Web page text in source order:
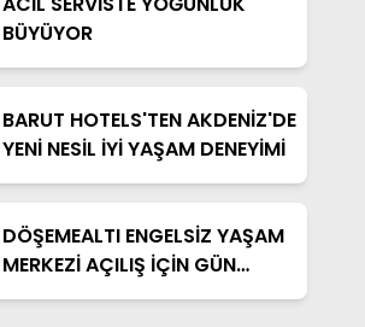
BÜYÜYOR
BARUT HOTELS'TEN AKDENİZ'DE
YENİ NESİL İYİ YAŞAM DENEYİMİ
DÖŞEMEALTI ENGELSİZ YAŞAM
MERKEZİ AÇILIŞ İÇİN GÜN
SAYIYOR